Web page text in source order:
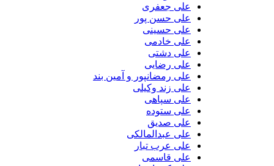
علی جعفری
علی حسن پور
علی حسینی
علی خادمی
علی دشتی
علی رضایی
علی رمضانپور و آمین بند
علی زند وکیلی
علی سپاهی
علی ستوده
علی صدیق
علی عبدالمالکی
علی عرب تبار
علی قاسمی